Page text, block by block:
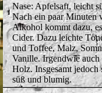
Nase: Apfelsaft, leicht
Nach ein paar Minuten
Alkohol kommt dazu,
Cider. Dazu leichte
und Toffee, Malz,
Vanille. Irgendwie auch
Holz. Insgesamt jedoch
süß und blumig.